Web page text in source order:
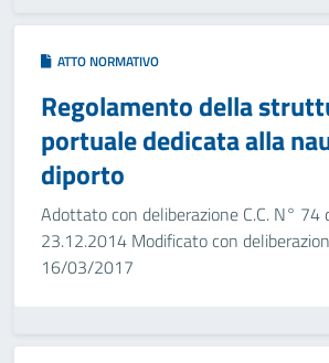
ATTO NORMATIVO
Regolamento della
portuale dedicata alla
diporto
Adottato con deliberazione C.C. N° 74
23.12.2014 Modificato con
16/03/2017